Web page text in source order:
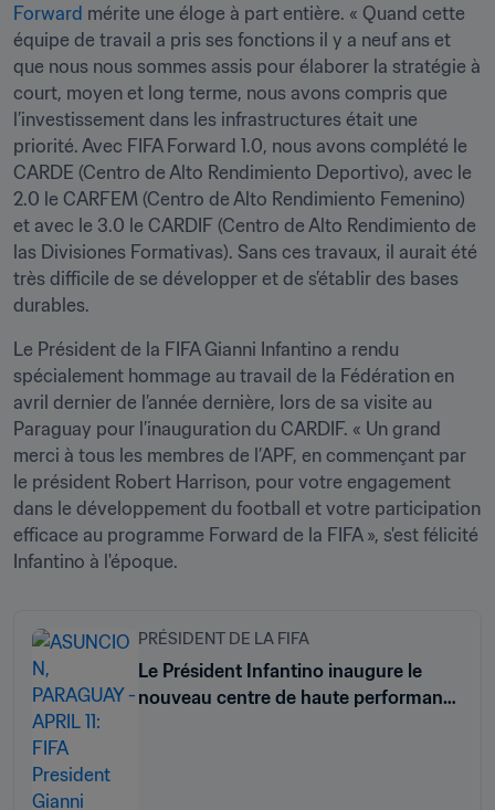
Forward mérite une éloge à part entière. « Quand cette
équipe de travail a pris ses fonctions il y a neuf ans et
que nous nous sommes assis pour élaborer la stratégie à
court, moyen et long terme, nous avons compris que
l’investissement dans les infrastructures était une
priorité. Avec FIFA Forward 1.0, nous avons complété le
CARDE (Centro de Alto Rendimiento Deportivo), avec le
2.0 le CARFEM (Centro de Alto Rendimiento Femenino)
et avec le 3.0 le CARDIF (Centro de Alto Rendimiento de
las Divisiones Formativas). Sans ces travaux, il aurait été
très difficile de se développer et de s’établir des bases
durables.
Le Président de la FIFA Gianni Infantino a rendu
spécialement hommage au travail de la Fédération en
avril dernier de l’année dernière, lors de sa visite au
Paraguay pour l’inauguration du CARDIF. « Un grand
merci à tous les membres de l’APF, en commençant par
le président Robert Harrison, pour votre engagement
dans le développement du football et votre participation
efficace au programme Forward de la FIFA », s'est félicité
Infantino à l'époque.
PRÉSIDENT DE LA FIFA
Le Président Infantino inaugure le
nouveau centre de haute performance